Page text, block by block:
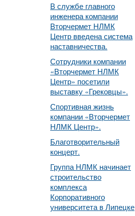
В службе главного
инженера компании
Вторчермет НЛМК
Центр введена система
наставничества.
Сотрудники компании
«Вторчермет НЛМК
Центр» посетили
выставку «Грековцы».
Спортивная жизнь
компании «Вторчермет
НЛМК Центр».
Благотворительный
концерт.
Группа НЛМК начинает
строительство
комплекса
Корпоративного
университета в Липецке